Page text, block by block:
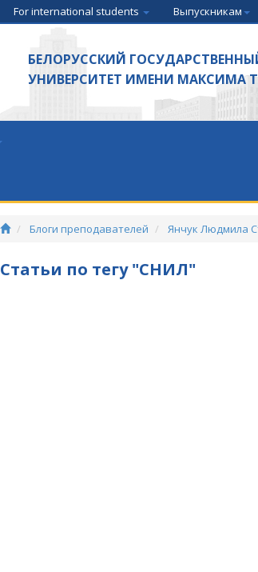
For international students Выпускникам
БЕЛОРУССКИЙ
УНИВЕРСИТЕТ ИМЕНИ МАКСИМА
Блоги преподавателей Янчук Людмила
Статьи по тегу "СНИЛ"